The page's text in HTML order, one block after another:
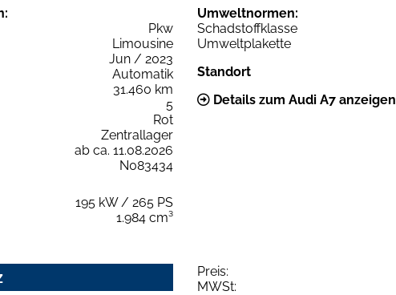
Pkw
Limousine
Jun / 2023
Automatik
31.460 km
5
Rot
Zentrallager
ab ca. 11.08.2026
N083434
195 kW / 265 PS
1.984 cm³
Umweltnormen:
Schadstoffklasse
Umweltplakette
Standort
Details zum Audi A7 anzeigen
Preis:
MWSt: